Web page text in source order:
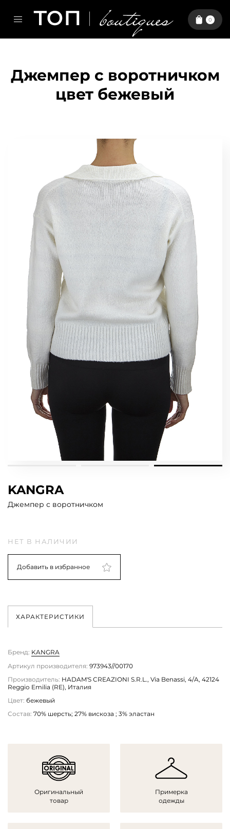
0
Джемпер с воротничком
цвет бежевый
KANGRA
Джемпер с воротничком
НЕТ В НАЛИЧИИ
Добавить в избранное
ХАРАКТЕРИСТИКИ
Бренд: KANGRA
Артикул производителя: 973943//00170
Производитель: HADAM'S CREAZIONI S.R.L., Via Benassi, 4/A, 42124
Reggio Emilia (RE), Италия
Цвет: бежевый
Состав: 70% шерсть; 27% вискоза ; 3% эластан
Оригинальный
товар
Примерка
одежды